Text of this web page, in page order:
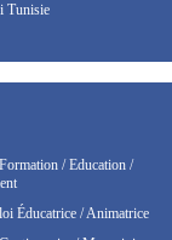
Tunisie
/ Education /
Éducatrice / Animatrice